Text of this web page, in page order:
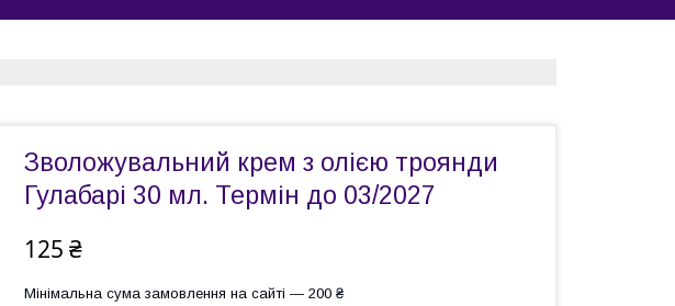
Зволожувальний крем з олією троянди
Гулабарі 30 мл. Термін до 03/2027
125 ₴
Мінімальна сума замовлення на сайті — 200 ₴